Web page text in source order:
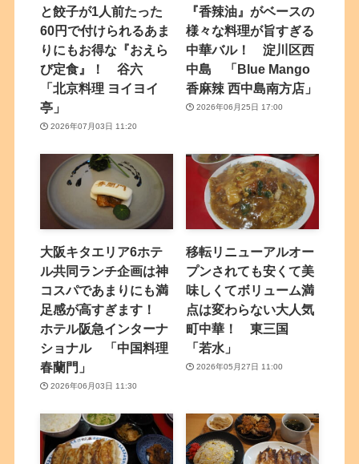
と餃子が1人前たった
60円で付けられるあま
りにもお得な『おえら
び定食』！ 谷六
「北京料理 ヨイヨイ
亭」
2026年07月03日 11:20
『香辣油』がベースの
様々な料理が旨すぎる
中華バル！ 淀川区西
中島 「Blue Mango
香麻辣 西中島南方店」
2026年06月25日 17:00
大阪キタエリア6ホテ
ル共同ランチ企画は神
コスパであまりにも満
足感が高すぎます！
ホテル阪急インターナ
ショナル 「中国料理
春蘭門」
2026年06月03日 11:30
移転リニューアルオー
プンされても安くて美
味しくてボリューム満
点は変わらない大人気
町中華！ 東三国
「若水」
2026年05月27日 11:00